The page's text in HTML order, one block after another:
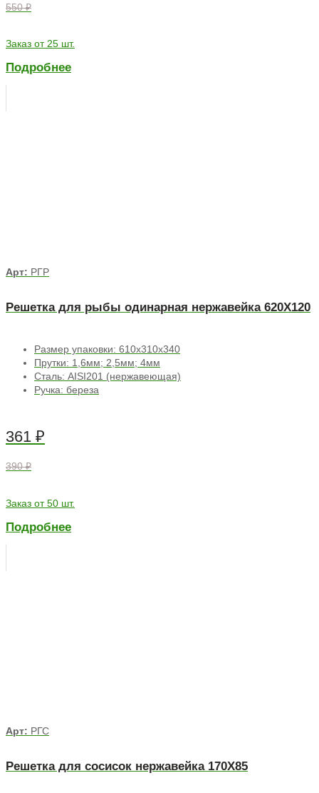
550 ₽
Заказ от 25 шт.
Подробнее
Арт: РГР
Решетка для рыбы одинарная нержавейка 620Х120
Размер упаковки: 610х310х340
Прутки: 1,6мм; 2,5мм; 4мм
Сталь: AISI201 (нержавеющая)
Ручка: береза
361 ₽
390 ₽
Заказ от 50 шт.
Подробнее
Арт: РГС
Решетка для сосисок нержавейка 170Х85